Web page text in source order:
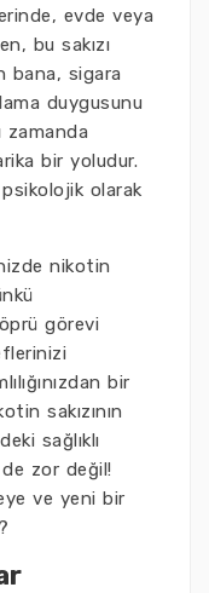
evde veya
bu sakızı
bana, sigara
duygusunu
zamanda
bir yoludur.
olarak
nikotin
görevi
bir
sakızının
sağlıklı
zor değil!
ve yeni bir